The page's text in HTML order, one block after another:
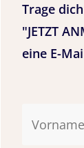
Trage
"JETZT
eine E-